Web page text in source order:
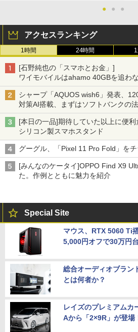
● ● ●
アクセスランキング
1時間 24時間
[石野純也の「スマホとお金」]
ワイモバイルはahamo 40GBを追わ
割」の安さと1年限定の注意点
シャープ「AQUOS wish6」発表、
対策AI搭載、まずはソフトバンクの
[本日の一品]期待していた以上に便
シリコン製スマホスタンド
グーグル、「Pixel 11 Pro Fold」を
[みんなのケータイ]OPPO Find X9
た。作例とともに魅力を紹介
Special Site
マウス、RTX 5060 Ti
5,000円オフで30万円台
総合オーディオブラン
とは何者か？
レイズのプレミアムカ
Aから「2×9R」が登場